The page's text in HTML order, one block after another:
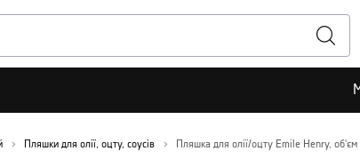
Пляшки для олії, оцту, соусів Пляшка для олії/оцту Emile Henry,